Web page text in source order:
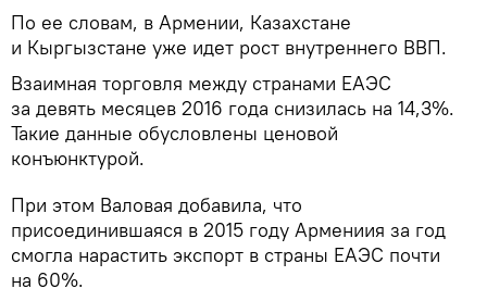
По ее словам, в Армении, Казахстане
и Кыргызстане уже идет рост внутреннего ВВП.
Взаимная торговля между странами ЕАЭС
за девять месяцев 2016 года снизилась на 14,3%.
Такие данные обусловлены ценовой
конъюнктурой.
При этом Валовая добавила, что
присоединившаяся в 2015 году Армениия за год
смогла нарастить экспорт в страны ЕАЭС почти
на 60%.